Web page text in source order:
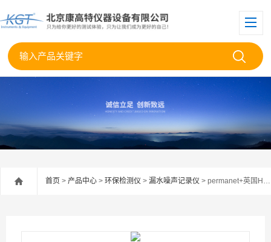
首页 > 产品中心 > 环保检测仪 > 漏水噪声记录仪 > permanet+英国HWM(豪迈) PermaNET+ 噪声监测仪